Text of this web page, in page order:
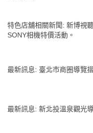
特色店舖相關新聞: 新博視
SONY相機特價活動。
最新訊息: 臺北市商圈導覽
最新訊息: 新北投溫泉觀光